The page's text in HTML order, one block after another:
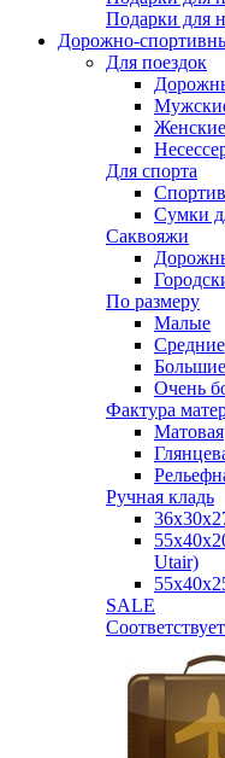
Подарки для
Дорожно-
Для поездок
Для спорта
Сумки
Саквояжи
По размеру
Малые
Средние
Большие
Очень
Фактура
Матовая
Ручная кладь
Utair)
SALE